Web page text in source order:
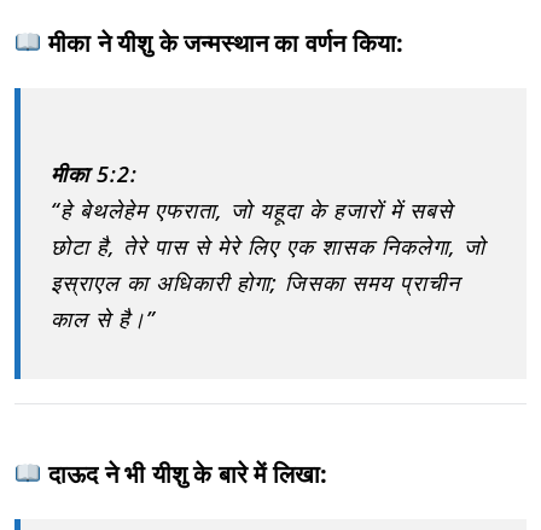
मीका ने यीशु के जन्मस्थान का वर्णन किया:
मीका 5:2:
“हे बेथलेहेम एफराता, जो यहूदा के हजारों में सबसे
छोटा है, तेरे पास से मेरे लिए एक शासक निकलेगा, जो
इस्राएल का अधिकारी होगा; जिसका समय प्राचीन
काल से है।”
दाऊद ने भी यीशु के बारे में लिखा: